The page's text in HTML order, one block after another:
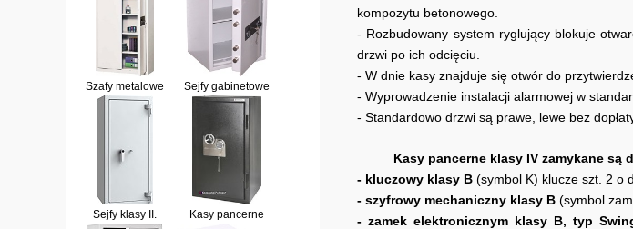
Szafy metalowe Sejfy gabinetowe
Sejfy klasy II. Kasy pancerne
kompozytu betonowego.
- Rozbudowany system ryglujący blokuje
drzwi po ich odcięciu.
- W dnie kasy znajduje się otwór do
- Wyprowadzenie instalacji alarmowej w
- Standardowo drzwi są prawe, lewe bez
Kasy pancerne klasy IV zamykane są
- kluczowy klasy B (symbol K) klucze szt. 2 o
- szyfrowy mechaniczny klasy B (symbol
- zamek elektronicznym klasy B, typ